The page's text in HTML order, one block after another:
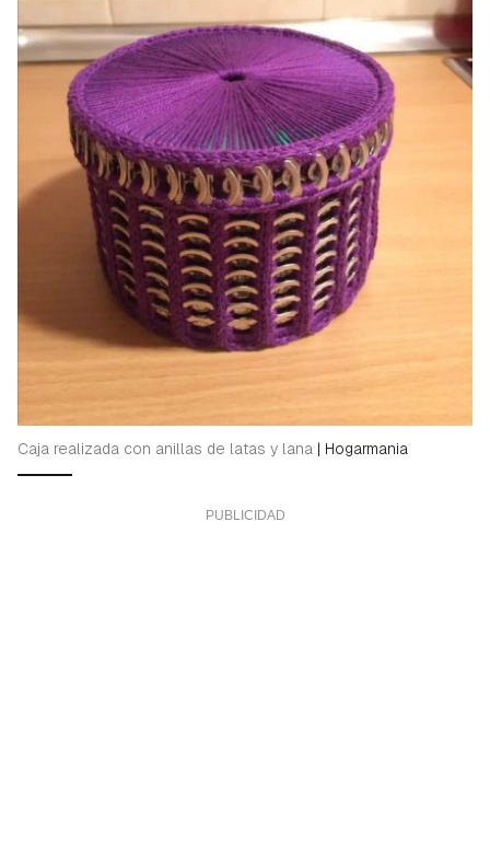
Caja realizada con anillas de latas y lana | Hogarmania